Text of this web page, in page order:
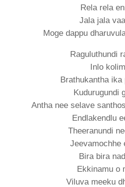
Rela rela
Jala jala
Moge dappu
Raguluthundi
Inlo
Brathukantha ika
Kudurugundi
Antha nee selave
Endlakendlu
Theeranundi
Jeevamochhe
Bira bira
Ekkinamu o
Viluva meeku